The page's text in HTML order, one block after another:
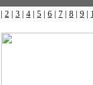
2 3 4 5 6 7 8 9